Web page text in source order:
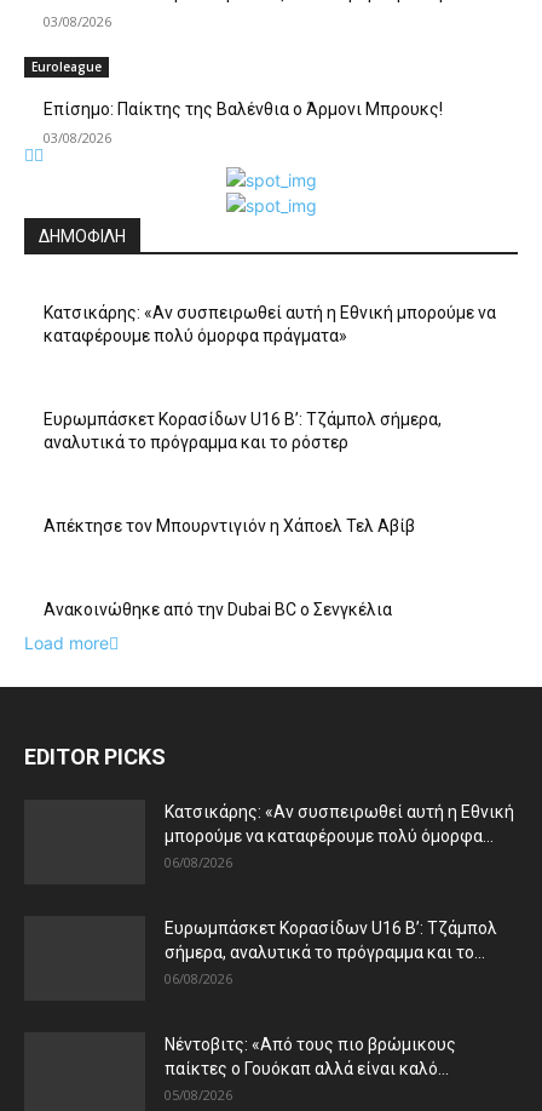
03/08/2026
Euroleague
Επίσημο: Παίκτης της Βαλένθια ο Άρμονι Μπρουκς!
03/08/2026
ΔΗΜΟΦΙΛΗ
Κατσικάρης: «Αν συσπειρωθεί αυτή η Εθνική μπορούμε να
καταφέρουμε πολύ όμορφα πράγματα»
Ευρωμπάσκετ Κορασίδων U16 B’: Τζάμπολ σήμερα,
αναλυτικά το πρόγραμμα και το ρόστερ
Απέκτησε τον Μπουρντιγιόν η Χάποελ Τελ Αβίβ
Ανακοινώθηκε από την Dubai BC ο Σενγκέλια
Load more
EDITOR PICKS
Κατσικάρης: «Αν συσπειρωθεί αυτή η Εθνική
μπορούμε να καταφέρουμε πολύ όμορφα...
06/08/2026
Ευρωμπάσκετ Κορασίδων U16 B’: Τζάμπολ
σήμερα, αναλυτικά το πρόγραμμα και το...
06/08/2026
Νέντοβιτς: «Από τους πιο βρώμικους
παίκτες ο Γουόκαπ αλλά είναι καλό...
05/08/2026